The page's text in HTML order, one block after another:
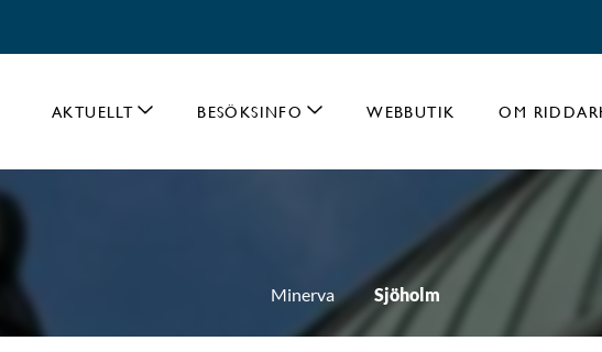
AKTUELLT BESÖKSINFO WEBBUTIK OM
Minerva Sjöholm